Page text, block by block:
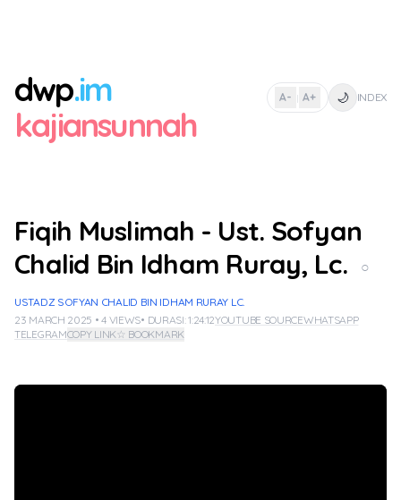
dwp.im
kajiansunnah
A- | A+ 🌙 INDEX
Fiqih Muslimah - Ust. Sofyan
Chalid Bin Idham Ruray, Lc.
○
USTADZ SOFYAN CHALID BIN IDHAM RURAY LC.
23 MARCH 2025 • 4 VIEWS• DURASI: 1:24:12YOUTUBE SOURCEWHATSAPP
TELEGRAMCOPY LINK☆ BOOKMARK